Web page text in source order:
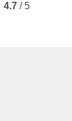
4.7/ 5